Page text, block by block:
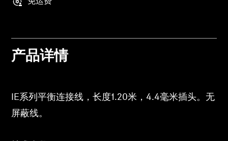
产品详情
IE系列平衡连接线，长度1.20米，4.4毫米插头。无
屏蔽线。